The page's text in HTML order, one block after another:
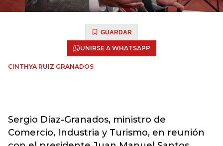
GUARDAR
UNIRSE A WHATSAPP
CINTHYA RUIZ GRANADOS
Sergio Díaz-Granados, ministro de
Comercio, Industria y Turismo, en reunión